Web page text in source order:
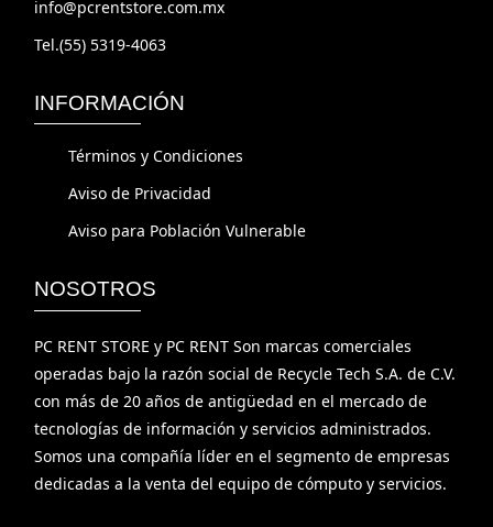
info@pcrentstore.com.mx
Tel.(55) 5319-4063
INFORMACIÓN
Términos y Condiciones
Aviso de Privacidad
Aviso para Población Vulnerable
NOSOTROS
PC RENT STORE y PC RENT Son marcas comerciales
operadas bajo la razón social de Recycle Tech S.A. de C.V.
con más de 20 años de antigüedad en el mercado de
tecnologías de información y servicios administrados.
Somos una compañía líder en el segmento de empresas
dedicadas a la venta del equipo de cómputo y servicios.